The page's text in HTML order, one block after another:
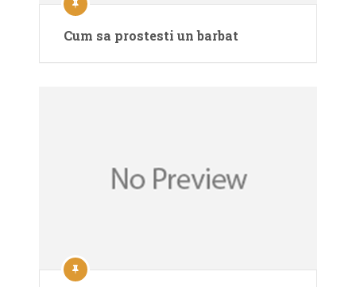
Cum sa prostesti un barbat